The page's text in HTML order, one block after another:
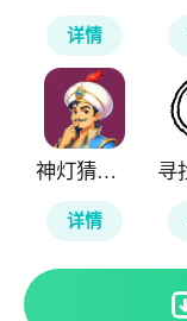
详情
神灯猜人名
详情